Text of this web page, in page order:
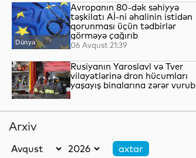
Dünya
Avropanın 80-dək səhiyyə
təşkilatı Aİ-ni əhalinin istidən
qorunması üçün tədbirlər
görməyə çağırıb
06 Avqust 21:39
Dünya
Rusiyanın Yaroslavl və Tver
vilayətlərinə dron hücumları
yaşayış binalarına zərər vurub
gəmisini səmaya qaldırıb
Arxiv